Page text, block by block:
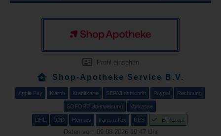
Profil einsehen
Shop-Apotheke Service B.V.
Apple Pay Klarna Kreditkarte SEPA/Lastschrift Paypal Rechnung
SOFORT Überweisung Vorkasse
DHL DPD Hermes trans-o-flex UPS E-Rezept
Daten vom 09.08.2026 10:47 Uhr